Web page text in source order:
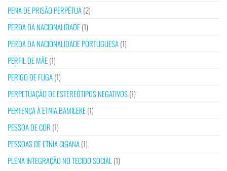
PENA DE PRISÃO PERPÉTUA(2)
PERDA DA NACIONALIDADE(1)
PERDA DA NACIONALIDADE PORTUGUESA(1)
PERFIL DE MÃE(1)
PERIGO DE FUGA(1)
PERPETUAÇÃO DE ESTEREÓTIPOS NEGATIVOS(1)
PERTENÇA À ETNIA BAMILEKE(1)
PESSOA DE COR (1)
PESSOAS DE ETNIA CIGANA(1)
PLENA INTEGRAÇÃO NO TECIDO SOCIAL (1)